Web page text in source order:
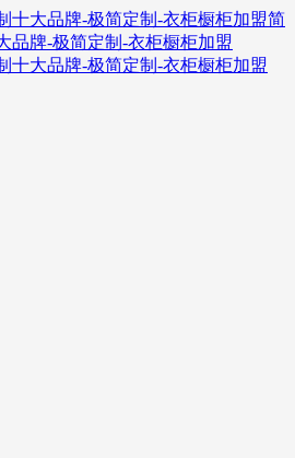
简
品牌-极简定制-衣柜橱柜加盟